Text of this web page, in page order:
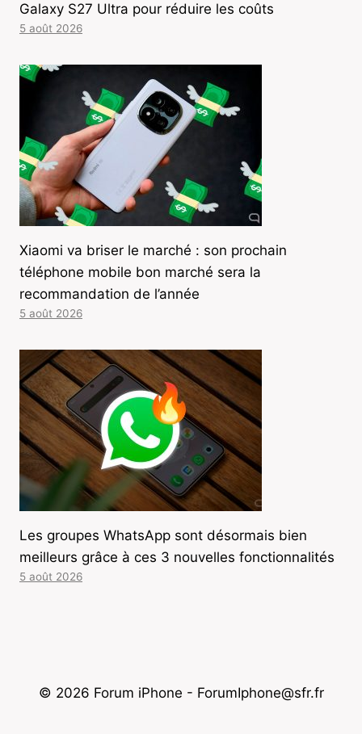
Galaxy S27 Ultra pour réduire les coûts
5 août 2026
Xiaomi va briser le marché : son prochain
téléphone mobile bon marché sera la
recommandation de l’année
5 août 2026
Les groupes WhatsApp sont désormais bien
meilleurs grâce à ces 3 nouvelles fonctionnalités
5 août 2026
© 2026 Forum iPhone - ForumIphone@sfr.fr